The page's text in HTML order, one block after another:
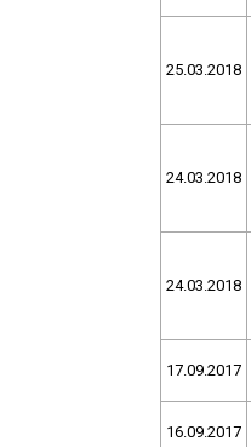
25.03.2018
24.03.2018
24.03.2018
17.09.2017
16.09.2017